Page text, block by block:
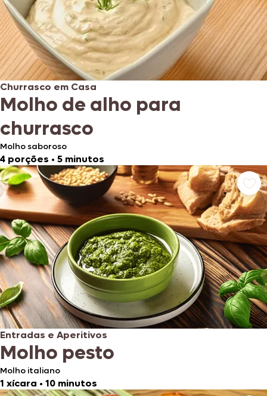
Churrasco em Casa
Molho de alho para
churrasco
Molho saboroso
4 porções • 5 minutos
Entradas e Aperitivos
Molho pesto
Molho italiano
1 xícara • 10 minutos